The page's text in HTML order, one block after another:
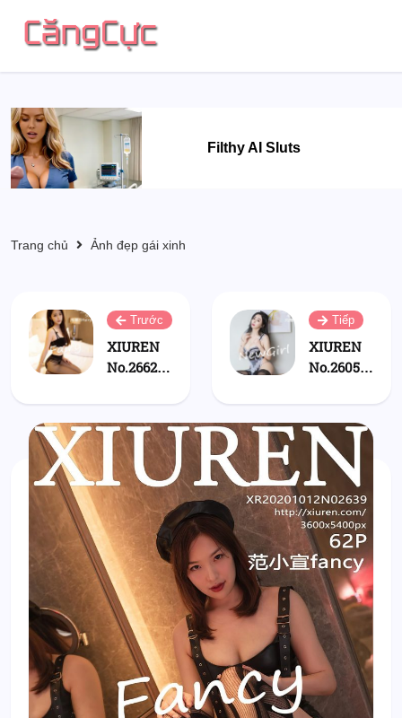
Filthy AI Sluts
Trang chủ Ảnh đẹp gái xinh
Trước
XIUREN
No.2662:
fairy
Tiếp
XIUREN
No.2605: